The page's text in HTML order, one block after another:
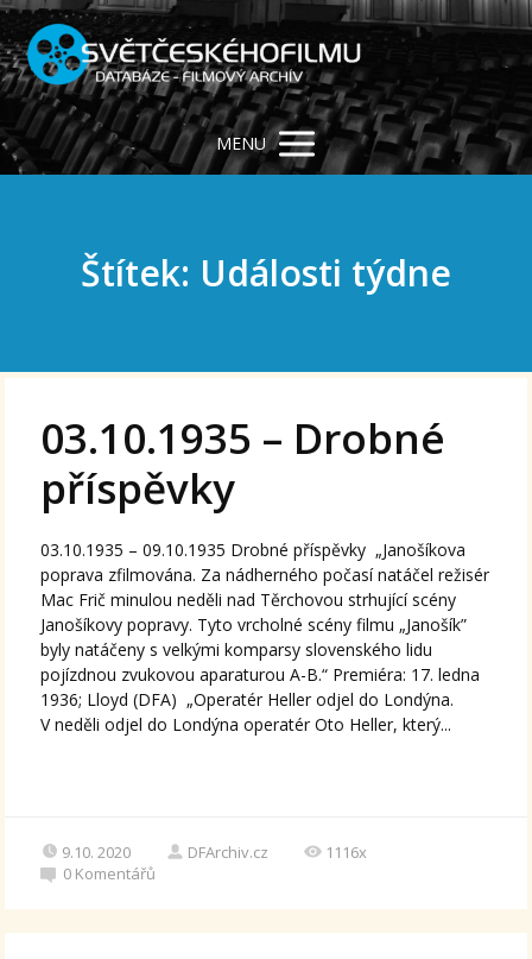
MENU
Štítek: Události týdne
03.10.1935 – Drobné
příspěvky
03.10.1935 – 09.10.1935 Drobné příspěvky „Janošíkova
poprava zfilmována. Za nádherného počasí natáčel režisér
Mac Frič minulou neděli nad Těrchovou strhující scény
Janošíkovy popravy. Tyto vrcholné scény filmu „Janošík”
byly natáčeny s velkými komparsy slovenského lidu
pojízdnou zvukovou aparaturou A-B.“ Premiéra: 17. ledna
1936; Lloyd (DFA) „Operatér Heller odjel do Londýna.
V neděli odjel do Londýna operatér Oto Heller, který...
9.10. 2020 DFArchiv.cz
1116x
0 Komentářů